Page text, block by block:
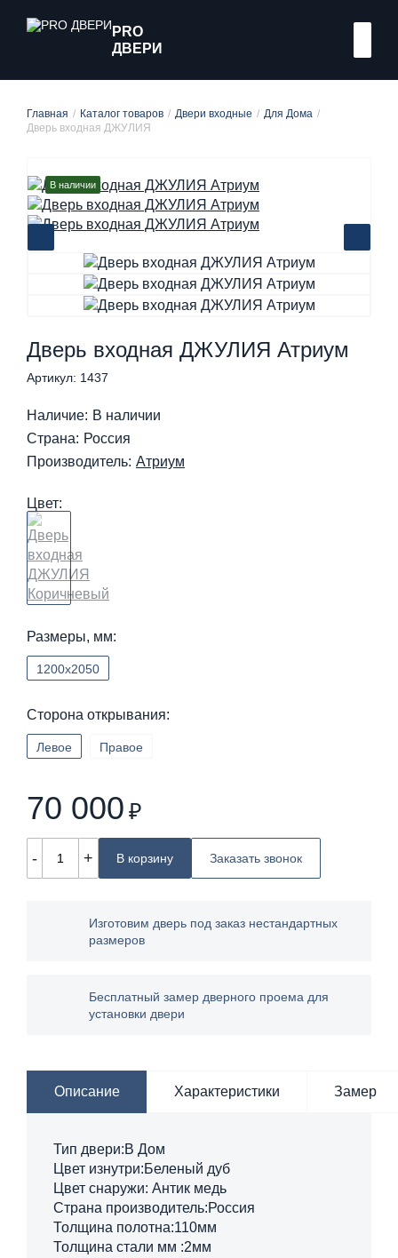
PRO
ДВЕРИ
Главная Каталог товаров Двери входные
Для Дома
Дверь входная ДЖУЛИЯ
В наличии
Дверь входная ДЖУЛИЯ Атриум
Артикул: 1437
Наличие: В наличии
Страна: Россия
Производитель: Атриум
Цвет:
Размеры, мм:
1200х2050
Сторона открывания:
Левое Правое
70 000 ₽
- + В корзину Заказать звонок
Изготовим дверь под заказ нестандартных
размеров
Бесплатный замер дверного проема для
установки двери
Описание Характеристики Замер
Тип двери:В Дом
Цвет изнутри:Беленый дуб
Цвет снаружи: Антик медь
Страна производитель:Россия
Толщина полотна:110мм
Толщина стали мм :2мм